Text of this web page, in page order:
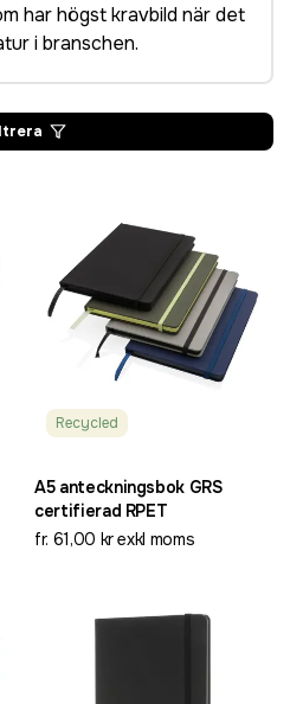
har högst kravbild när det
i branschen.
Recycled
A5 anteckningsbok GRS
certifierad RPET
fr. 61,00 kr exkl moms